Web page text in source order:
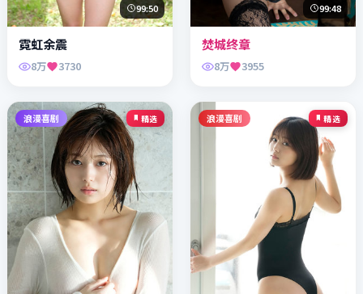
99:50
霓虹余震
8万 3730
99:48
焚城终章
8万 3955
浪漫喜剧 精选 浪漫喜剧 精选